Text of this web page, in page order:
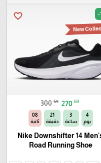
favorite_border -
New
300 ₪ 270 ₪
4
يوم
3
ساعة
21
دقيقة
06
ثانية
Nike Downshifter 14
Road Running Shoe